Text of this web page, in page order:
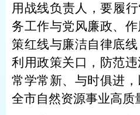
用战线负责人，要履行
务工作与党风廉政、
策红线与廉洁自律底
利用政策关口，防范
常学常新、与时俱进
全市自然资源事业高质